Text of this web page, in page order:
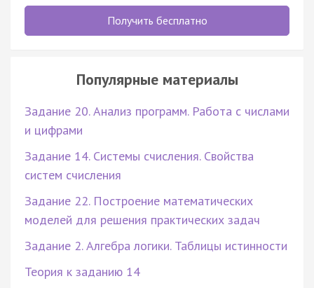
Получить бесплатно
Популярные материалы
Задание 20. Анализ программ. Работа с числами
и цифрами
Задание 14. Системы счисления. Свойства
систем счисления
Задание 22. Построение математических
моделей для решения практических задач
Задание 2. Алгебра логики. Таблицы истинности
Теория к заданию 14